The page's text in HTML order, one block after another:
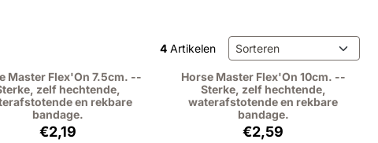
4Artikelen Sorteermethode
Master Flex'On 7.5cm. --
zelf hechtende,
en rekbare
bandage.
Prijs: 2,19, exclusief btw: 2,01
€2,19
Horse Master Flex'On 10cm. --
Sterke, zelf hechtende,
waterafstotende en rekbare
bandage.
Prijs: 2,59, exclusief
€2,59